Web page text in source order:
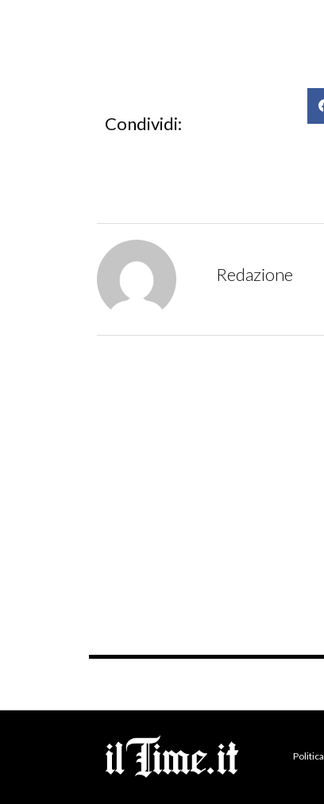
Condividi:
Redazione
Politica